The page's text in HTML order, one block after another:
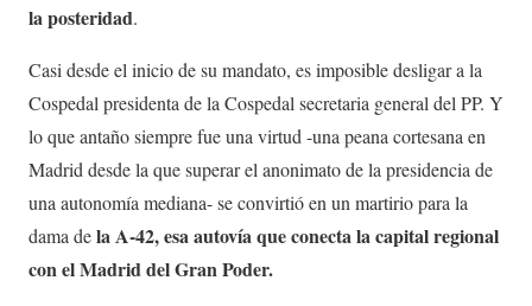
la posteridad.
Casi desde el inicio de su mandato, es imposible desligar a la
Cospedal presidenta de la Cospedal secretaria general del PP. Y
lo que antaño siempre fue una virtud -una peana cortesana en
Madrid desde la que superar el anonimato de la presidencia de
una autonomía mediana- se convirtió en un martirio para la
dama dela A-42, esa autovía que conecta la capital regional
con el Madrid del Gran Poder.